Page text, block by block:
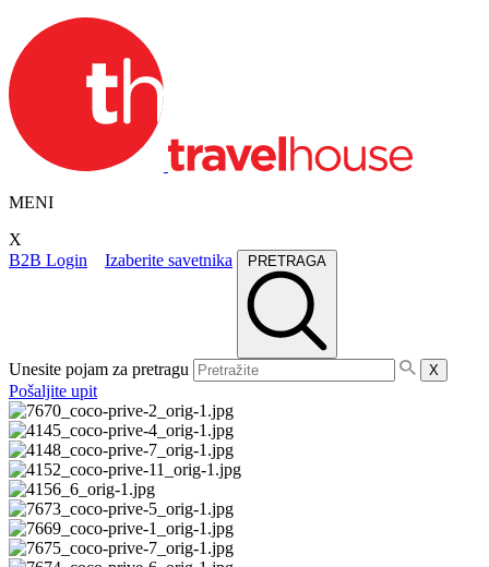
MENI
X
B2B Login
Izaberite savetnika PRETRAGA
Unesite pojam za pretragu X
Pošaljite upit